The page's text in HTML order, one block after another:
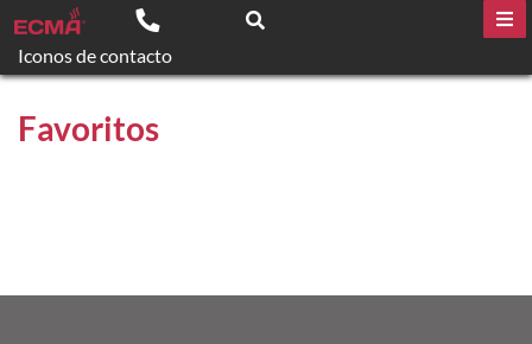
Iconos de contacto
Favoritos